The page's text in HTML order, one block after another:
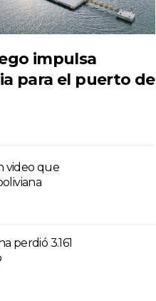
impulsa
para el puerto de
video que
perdió 3.161